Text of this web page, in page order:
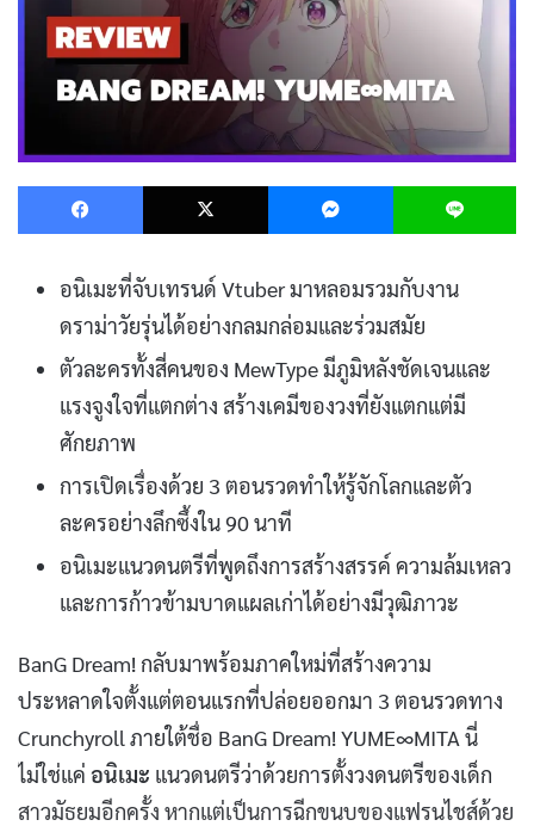
Facebook X Messenger
อนิเมะที่จับเทรนด์ Vtuber มาหลอมรวมกับงาน
ดราม่าวัยรุ่นได้อย่างกลมกล่อมและร่วมสมัย
ตัวละครทั้งสี่คนของ MewType มีภูมิหลังชัดเจนและ
แรงจูงใจที่แตกต่าง สร้างเคมีของวงที่ยังแตกแต่มี
ศักยภาพ
การเปิดเรื่องด้วย 3 ตอนรวดทำให้รู้จักโลกและตัว
ละครอย่างลึกซึ้งใน 90 นาที
อนิเมะแนวดนตรีที่พูดถึงการสร้างสรรค์ ความล้มเหลว
และการก้าวข้ามบาดแผลเก่าได้อย่างมีวุฒิภาวะ
BanG Dream! กลับมาพร้อมภาคใหม่ที่สร้างความ
ประหลาดใจตั้งแต่ตอนแรกที่ปล่อยออกมา 3 ตอนรวดทาง
Crunchyroll ภายใต้ชื่อ BanG Dream! YUME∞MITA นี่
ไม่ใช่แค่ อนิเมะ แนวดนตรีว่าด้วยการตั้งวงดนตรีของเด็ก
สาวมัธยมอีกครั้ง หากแต่เป็นการฉีกขนบของแฟรนไชส์ด้วย